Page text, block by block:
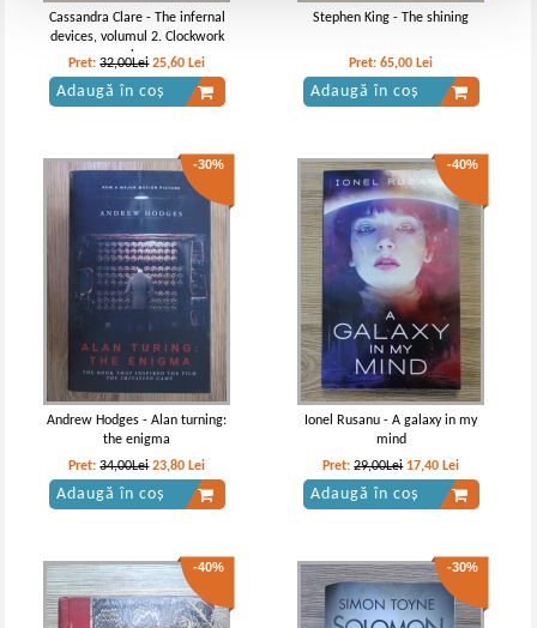
Cassandra Clare - The infernal
devices, volumul 2. Clockwork
prince
Pret:32,00Lei 25,60 Lei
Adaugă în coș
Stephen King - The shining
Pret:65,00 Lei
Adaugă în coș
-30%
Andrew Hodges - Alan turning:
the enigma
Pret:34,00Lei 23,80 Lei
Adaugă în coș
-40%
Ionel Rusanu - A galaxy in my
mind
Pret:29,00Lei 17,40 Lei
Adaugă în coș
-40% -30%